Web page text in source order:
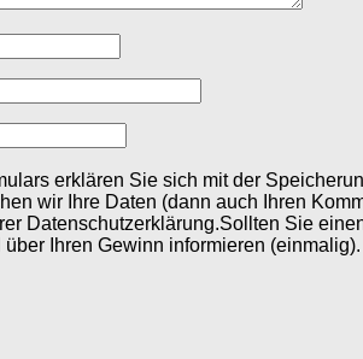
erklären Sie sich mit der
wir Ihre Daten (dann auch Ihren
Datenschutzerklärung.Sollten Sie
Ihren Gewinn informieren (einmalig).